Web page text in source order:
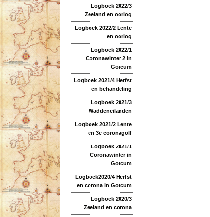
Logboek 2022/3
Zeeland en oorlog
Logboek 2022/2 Lente
en oorlog
Logboek 2022/1
Coronawinter 2 in
Gorcum
Logboek 2021/4 Herfst
en behandeling
Logboek 2021/3
Waddeneilanden
Logboek 2021/2 Lente
en 3e coronagolf
Logboek 2021/1
Coronawinter in
Gorcum
Logboek2020/4 Herfst
en corona in Gorcum
Logboek 2020/3
Zeeland en corona